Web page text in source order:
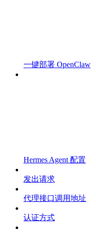
一键部署 OpenClaw
Hermes Agent 配置
发出请求
代理接口调用地址
认证方式